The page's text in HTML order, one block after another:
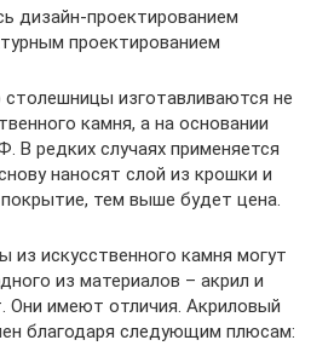
дизайн-проектированием
проектированием
изготавливаются не
камня, а на основании
редких случаях применяется
наносят слой из крошки и
тем выше будет цена.
из искусственного камня могут
из материалов – акрил и
Они имеют отличия. Акриловый
благодаря следующим плюсам: